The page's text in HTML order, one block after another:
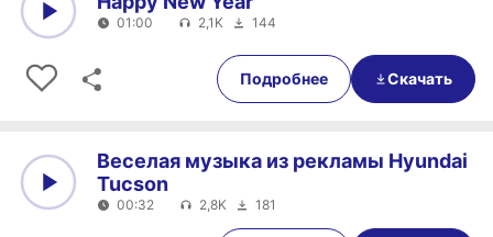
01:00
01:00 2,1K 144
Подробнее Скачать
00:32
Веселая музыка из рекламы Hyundai
Tucson
00:32 2,8K 181